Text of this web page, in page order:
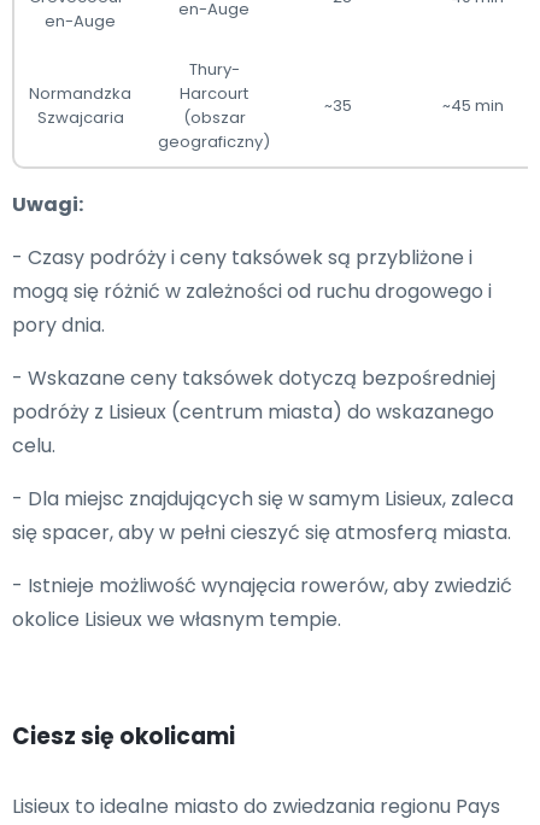
en-Auge
en-Auge
Normandzka
Szwajcaria
Thury-
Harcourt
(obszar
geograficzny)
~35 ~45 min
Uwagi:
- Czasy podróży i ceny taksówek są przybliżone i
mogą się różnić w zależności od ruchu drogowego i
pory dnia.
- Wskazane ceny taksówek dotyczą bezpośredniej
podróży z Lisieux (centrum miasta) do wskazanego
celu.
- Dla miejsc znajdujących się w samym Lisieux, zaleca
się spacer, aby w pełni cieszyć się atmosferą miasta.
- Istnieje możliwość wynajęcia rowerów, aby zwiedzić
okolice Lisieux we własnym tempie.
Ciesz się okolicami
Lisieux to idealne miasto do zwiedzania regionu Pays